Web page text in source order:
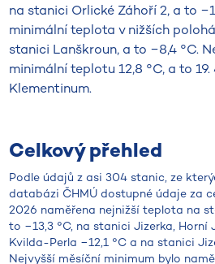
na stanici Orlické Záhoří 2, a to
minimální teplota v nižších
stanici Lanškroun, a to −8,4 °C.
minimální teplotu 12,8 °C, a to
Klementinum.
Celkový přehled
Podle údajů z asi 304 stanic, ze
databázi ČHMÚ dostupné údaje za
2026 naměřena nejnižší teplota na
to −13,3 °C, na stanici Jizerka, Horní
Kvilda-Perla −12,1 °C a na stanici
Nejvyšší měsíční minimum bylo